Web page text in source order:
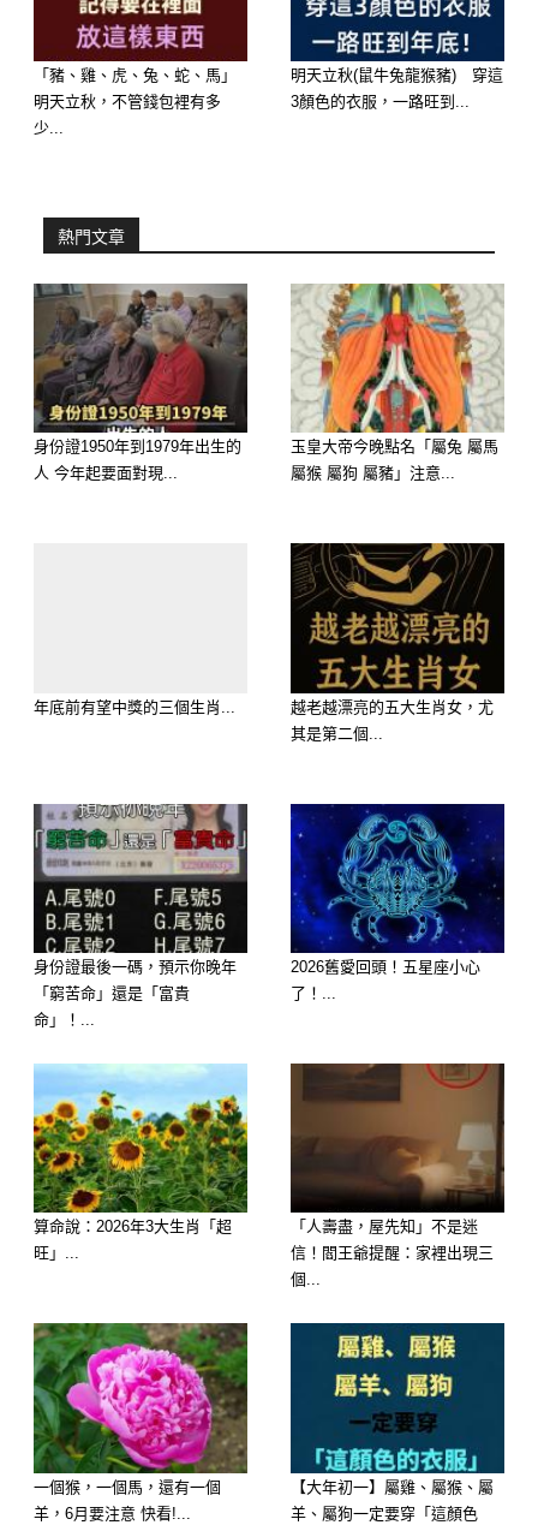
「豬、雞、虎、兔、蛇、馬」
明天立秋，不管錢包裡有多
少...
明天立秋(鼠牛兔龍猴豬) 穿這
3顏色的衣服，一路旺到...
熱門文章
身份證1950年到1979年出生的
人 今年起要面對現...
玉皇大帝今晚點名「屬兔 屬馬
屬猴 屬狗 屬豬」注意...
年底前有望中獎的三個生肖...
越老越漂亮的五大生肖女，尤
其是第二個...
身份證最後一碼，預示你晚年
「窮苦命」還是「富貴
命」！...
2026舊愛回頭！五星座小心
了！...
算命說：2026年3大生肖「超
旺」...
「人壽盡，屋先知」不是迷
信！閻王爺提醒：家裡出現三
個...
一個猴，一個馬，還有一個
羊，6月要注意 快看!...
【大年初一】屬雞、屬猴、屬
羊、屬狗一定要穿「這顏色